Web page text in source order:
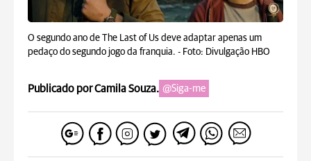
O segundo ano de The Last of Us deve adaptar apenas um
pedaço do segundo jogo da franquia. - Foto: Divulgação HBO
Publicado por Camila Souza. @Siga-me